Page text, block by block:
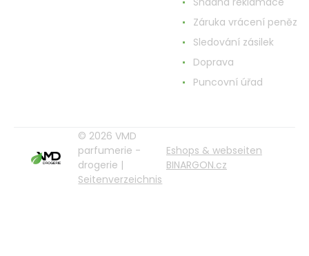
Záruka vrácení peněz
Sledování zásilek
Doprava
Puncovní úřad
© 2026 VMD
parfumerie -
drogerie |
Seitenverzeichnis
Eshops & webseiten
BINARGON.cz